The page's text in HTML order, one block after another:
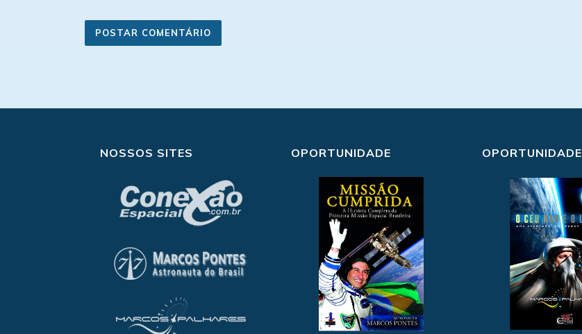
NOSSOS SITES OPORTUNIDADE OPORTUNIDADE